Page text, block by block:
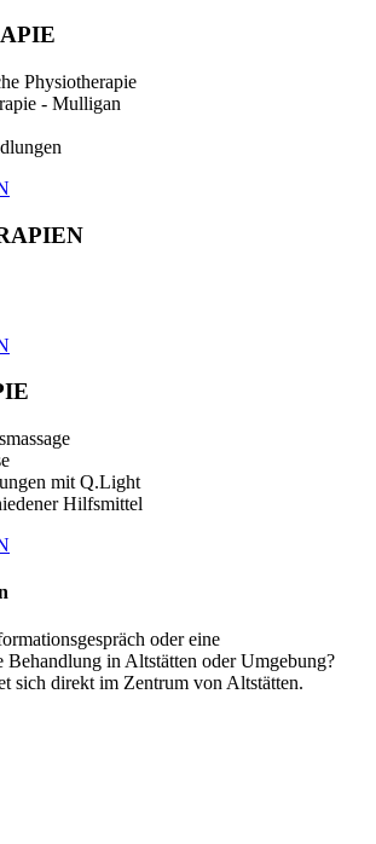
Physiotherapie
- Mulligan
mit Q.Light
Hilfsmittel
oder eine
Behandlung in Altstätten oder Umgebung?
sich direkt im Zentrum von Altstätten.